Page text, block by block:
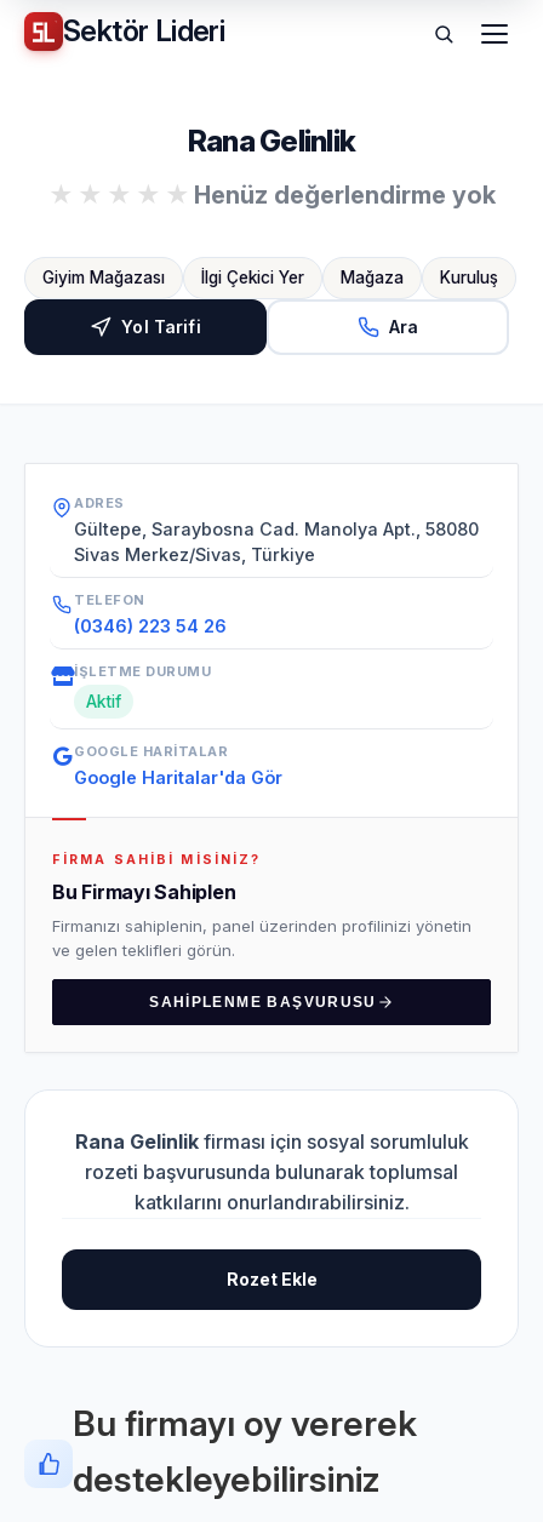
Sektör Lideri Menü
Rana Gelinlik
Henüz değerlendirme yok
Giyim Mağazası İlgi Çekici Yer Mağaza Kuruluş
Yol Tarifi Ara
Rana Gelinlikfirması için sosyal sorumluluk
rozeti başvurusunda bulunarak toplumsal
katkılarını onurlandırabilirsiniz.
Rozet Ekle
Bu firmayı oy vererek
destekleyebilirsiniz
ADRES
Gültepe, Saraybosna Cad. Manolya Apt., 58080
Sivas Merkez/Sivas, Türkiye
TELEFON
(0346) 223 54 26
İŞLETME DURUMU
Aktif
GOOGLE HARITALAR
Google Haritalar'da Gör
FIRMA SAHIBI MISINIZ?
Bu Firmayı Sahiplen
Firmanızı sahiplenin, panel üzerinden profilinizi yönetin
ve gelen teklifleri görün.
SAHIPLENME BAŞVURUSU